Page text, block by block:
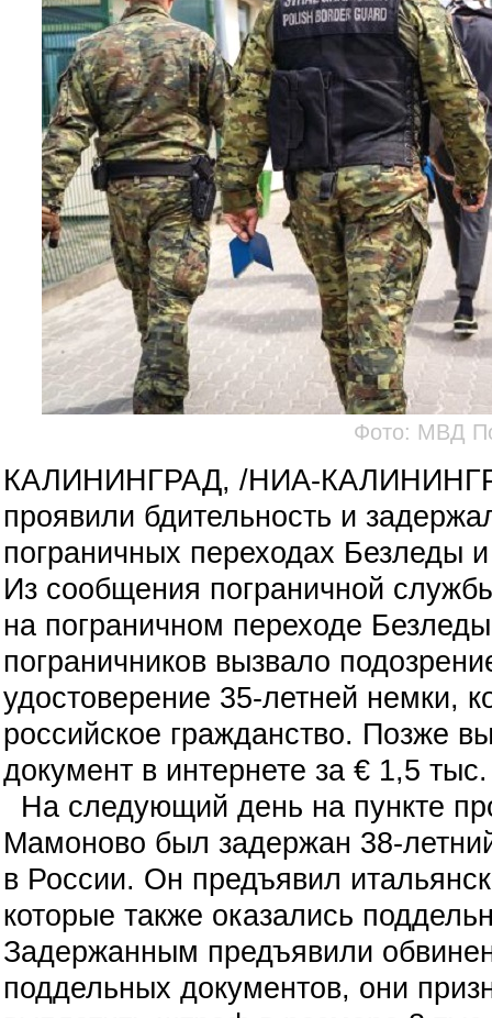
Фото: МВД
КАЛИНИНГРАД, /НИА-
проявили бдительность и
пограничных переходах Безледы
Из сообщения пограничной
на пограничном переходе
пограничников вызвало
удостоверение 35-летней немки,
российское гражданство. Позже
документ в интернете за € 1,5 тыс.
На следующий день на пункте
Мамоново был задержан 38-
в России. Он предъявил
которые также оказались
Задержанным предъявили
поддельных документов, они